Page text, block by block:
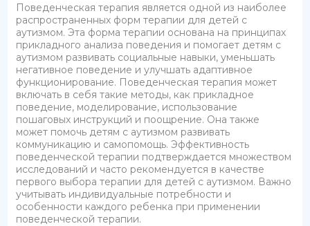
Поведенческая терапия является одной из наиболее
распространенных форм терапии для детей с
аутизмом. Эта форма терапии основана на принципах
прикладного анализа поведения и помогает детям с
аутизмом развивать социальные навыки, уменьшать
негативное поведение и улучшать адаптивное
функционирование. Поведенческая терапия может
включать в себя такие методы, как прикладное
поведение, моделирование, использование
пошаговых инструкций и поощрение. Она также
может помочь детям с аутизмом развивать
коммуникацию и самопомощь. Эффективность
поведенческой терапии подтверждается множеством
исследований и часто рекомендуется в качестве
первого выбора терапии для детей с аутизмом. Важно
учитывать индивидуальные потребности и
особенности каждого ребенка при применении
поведенческой терапии.